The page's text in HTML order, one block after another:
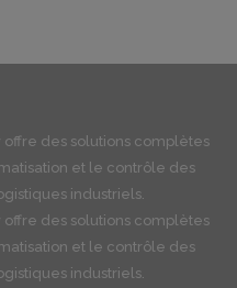
des solutions complètes
et le contrôle des
industriels.
des solutions complètes
et le contrôle des
industriels.